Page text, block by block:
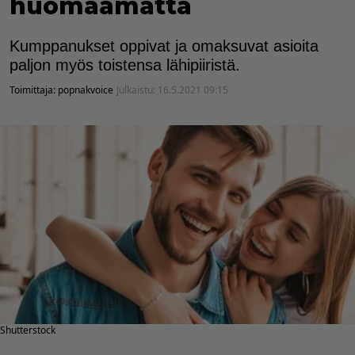
Kumppanukset oppivat ja omaksuvat asioita
paljon myös toistensa lähipiiristä.
Toimittaja: popnakvoice Julkaistu: 16.5.2021 09:15
Shutterstock